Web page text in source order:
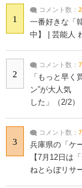
1
コメント数：
一番好きな「
中】 | 芸能人
2
コメント数： 7
「もっと早
ン”が大人気
した」（2/2
3
コメント数： 7
兵庫県の「ケ
【7月12日は
ねとらぼリサ